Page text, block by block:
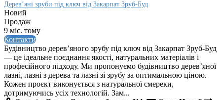
Дерев’яні зруби під ключ від Закарпат Зруб-Буд
Новий
Продаж
9 міс. тому
Контакти
Будівництво дерев’яного зрубу під ключ від Закарпат Зруб-Буд
— це ідеальне поєднання якості, натуральних матеріалів і
професійного підходу. Ми пропонуємо будівництво дерев’яної
лазні, лазні з дерева та лазні зі зрубу за оптимальною ціною.
Кожен проєкт виконується з натуральної смереки,
дотримуючись усіх технологій. Зам...